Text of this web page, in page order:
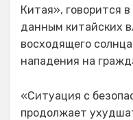
Китая», говорится
данным китайских
восходящего
нападения на
«Ситуация с
продолжает